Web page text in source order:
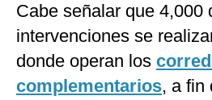
Cabe señalar que 4,000
intervenciones se
donde operan los
complementarios, a fin